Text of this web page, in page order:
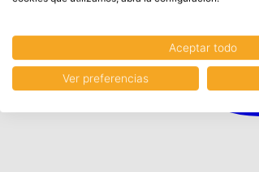
Aceptar todo
Ver preferencias